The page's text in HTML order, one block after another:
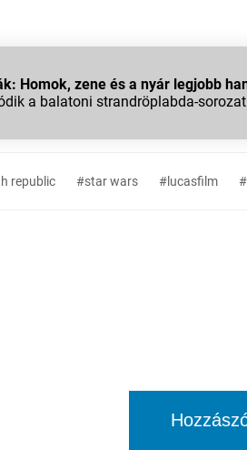
Homok, zene és a nyár legjobb
a balatoni strandröplabda-
republic #star wars #lucasfilm